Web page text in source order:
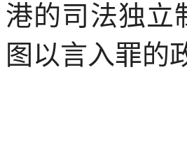
港的司法独立
图以言入罪的